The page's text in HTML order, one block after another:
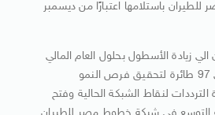
للطيران باستلامها اعتبارًا من ديسمبر
زيادة الأسطول بحلول العام المالي
2030/2031 للوصول الى 97 طائرة لتحقيق فرص النمو
لنقاط الشبكة الحالية وفتح